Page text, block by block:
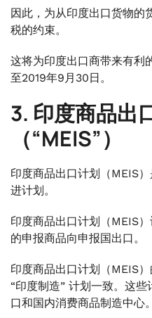
因此，为从印度出口货物的
税的约束。
这将为印度出口商带来有利
至2019年9月30日。
3. 印度商品出
（“MEIS”）
印度商品出口计划（MEIS
进计划。
印度商品出口计划（MEIS
的申报商品向申报国出口。
印度商品出口计划（MEIS
“印度制造” 计划一致。这
口和国内消费商品制造中心。